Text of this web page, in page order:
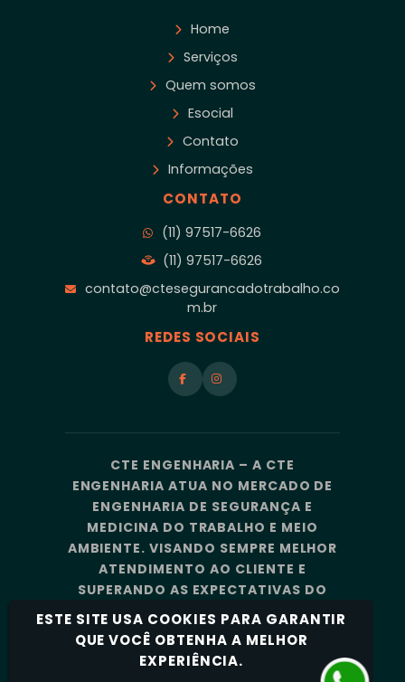
Home
Serviços
Quem somos
Esocial
Contato
Informações
CONTATO
(11) 97517-6626
(11) 97517-6626
contato@ctesegurancadotrabalho.co
m.br
REDES SOCIAIS
CTE ENGENHARIA – A CTE
ENGENHARIA ATUA NO MERCADO DE
ENGENHARIA DE SEGURANÇA E
MEDICINA DO TRABALHO E MEIO
AMBIENTE. VISANDO SEMPRE MELHOR
ATENDIMENTO AO CLIENTE E
SUPERANDO AS EXPECTATIVAS DO
MERCADO, A CTE ENGENHARIA
CONTA COM UMA EQUIPE DE
PROFISSIONAIS ALTAMENTE
CAPACITADOS E ESPECIALIZADOS.
ESTE SITE USA COOKIES PARA GARANTIR
QUE VOCÊ OBTENHA A MELHOR
EXPERIÊNCIA.